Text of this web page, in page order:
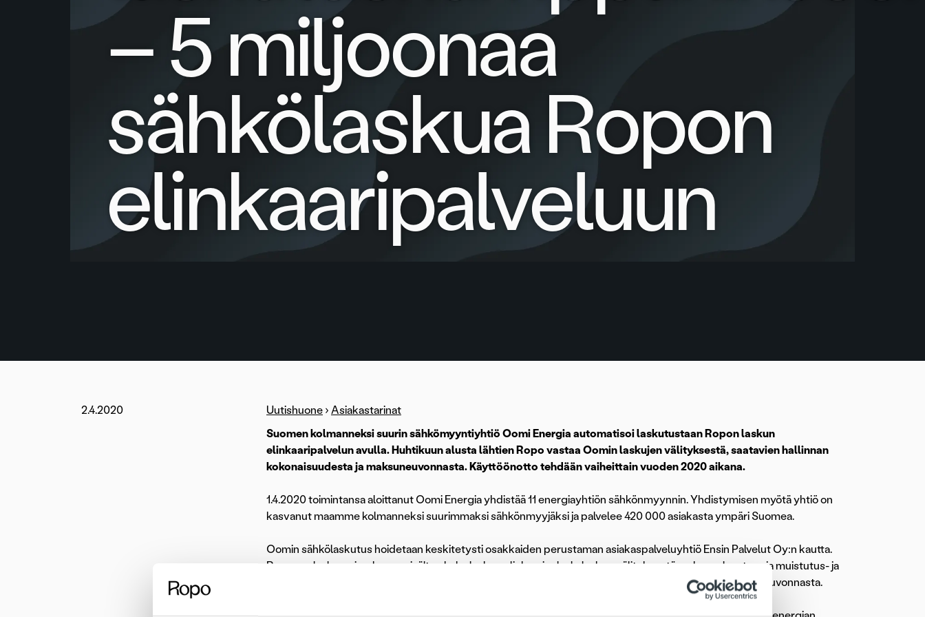
– 5 miljoonaa
sähkölaskua Ropon
elinkaaripalveluun
2.4.2020 Uutishuone › Asiakastarinat
Suomen kolmanneksi suurin sähkömyyntiyhtiö Oomi Energia automatisoi laskutustaan Ropon laskun
elinkaaripalvelun avulla. Huhtikuun alusta lähtien Ropo vastaa Oomin laskujen välityksestä, saatavien hallinnan
kokonaisuudesta ja maksuneuvonnasta. Käyttöönotto tehdään vaiheittain vuoden 2020 aikana.
1.4.2020 toimintansa aloittanut Oomi Energia yhdistää 11 energiayhtiön sähkönmyynnin. Yhdistymisen myötä yhtiö on
kasvanut maamme kolmanneksi suurimmaksi sähkönmyyjäksi ja palvelee 420 000 asiakasta ympäri Suomea.
Oomin sähkölaskutus hoidetaan keskitetysti osakkaiden perustaman asiakaspalveluyhtiö Ensin Palvelut Oy:n kautta.
Ropon palvelusopimukseen sisältyy koko laskun elinkaaripalvelu laskun välityksestä maksuvalvontaan ja muistutus- ja
perintäpalveluun asti. Ropo vastaa myös laskujen maksamiseen liittyvästä asiakaspalvelusta ja maksuneuvonnasta.